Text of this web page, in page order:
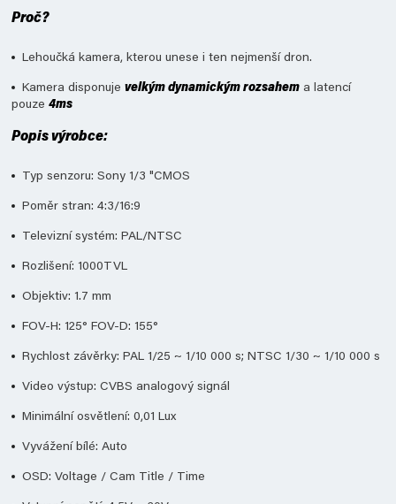
Proč?
Lehoučká kamera, kterou unese i ten nejmenší dron.
Kamera disponuje velkým dynamickým rozsahem a latencí
pouze 4ms
Popis výrobce:
Typ senzoru: Sony 1/3 "CMOS
Poměr stran: 4:3/16:9
Televizní systém: PAL/NTSC
Rozlišení: 1000TVL
Objektiv: 1.7 mm
FOV-H: 125° FOV-D: 155°
Rychlost závěrky: PAL 1/25 ~ 1/10 000 s; NTSC 1/30 ~ 1/10 000 s
Video výstup: CVBS analogový signál
Minimální osvětlení: 0,01 Lux
Vyvážení bílé: Auto
OSD: Voltage / Cam Title / Time